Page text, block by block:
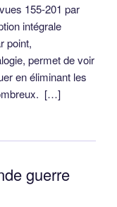
155-201 par
intégrale
point,
permet de voir
en éliminant les
[…]
guerre